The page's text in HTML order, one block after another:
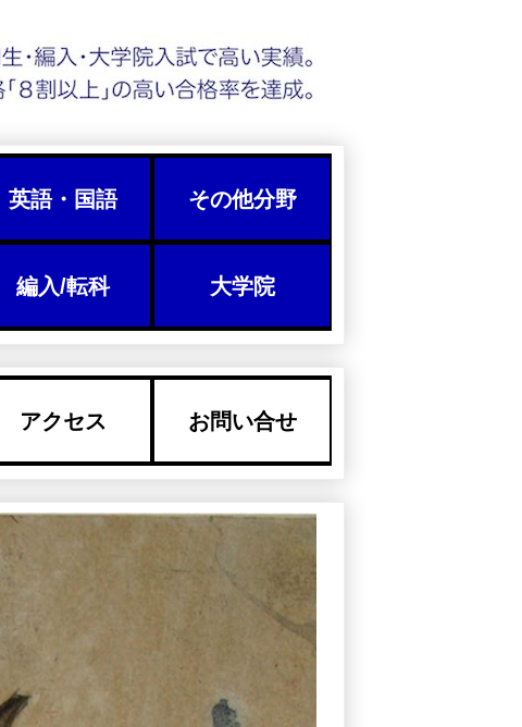
英語・国語 その他分野
編入/転科 大学院
アクセス お問い合せ